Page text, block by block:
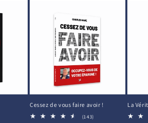
Cessez de vous faire avoir !
(143)
La